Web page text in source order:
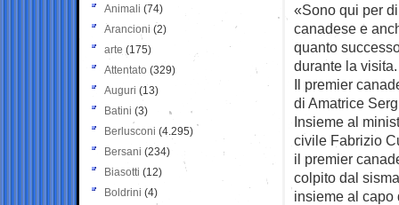
«Sono qui per
canadese e
quanto
durante la visita.
Il premier
di Amatrice
Insieme al
civile Fabrizio
il premier
colpito dal
insieme al capo
Animali (74)
Arancioni (2)
arte (175)
Attentato (329)
Auguri (13)
Batini (3)
Berlusconi (4.295)
Bersani (234)
Biasotti (12)
Boldrini (4)